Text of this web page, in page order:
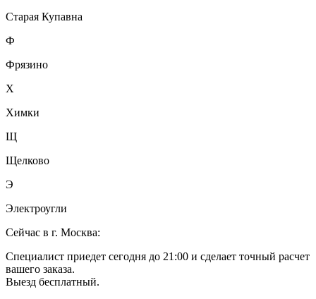
Старая Купавна
Ф
Фрязино
Х
Химки
Щ
Щелково
Э
Электроугли
Сейчас в г. Москва:
Специалист приедет сегодня до 21:00 и сделает точный расчет
вашего заказа.
Выезд бесплатный.